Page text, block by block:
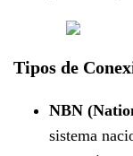
Tipos de
NBN
sistema